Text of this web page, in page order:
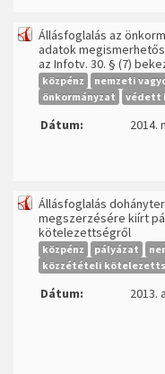
Állásfoglalás az
adatok
az Infotv. 30. § (7)
közpénz nemzeti
önkormányzat
védett
Dátum:
2014.
Állásfoglalás
megszerzésére kiírt
kötelezettségről
közpénz pályázat
közzétételi
Dátum: 2013.